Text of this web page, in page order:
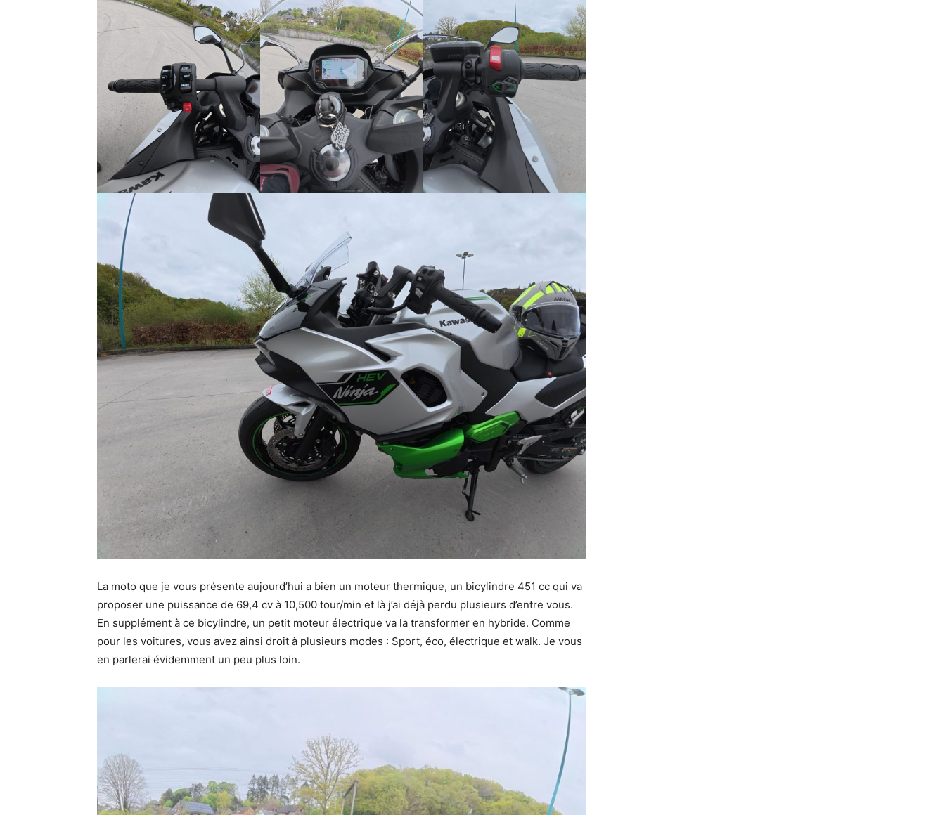
La moto que je vous présente aujourd’hui a bien un moteur thermique, un bicylindre 451 cc qui va
proposer une puissance de 69,4 cv à 10,500 tour/min et là j’ai déjà perdu plusieurs d’entre vous.
En supplément à ce bicylindre, un petit moteur électrique va la transformer en hybride. Comme
pour les voitures, vous avez ainsi droit à plusieurs modes : Sport, éco, électrique et walk. Je vous
en parlerai évidemment un peu plus loin.